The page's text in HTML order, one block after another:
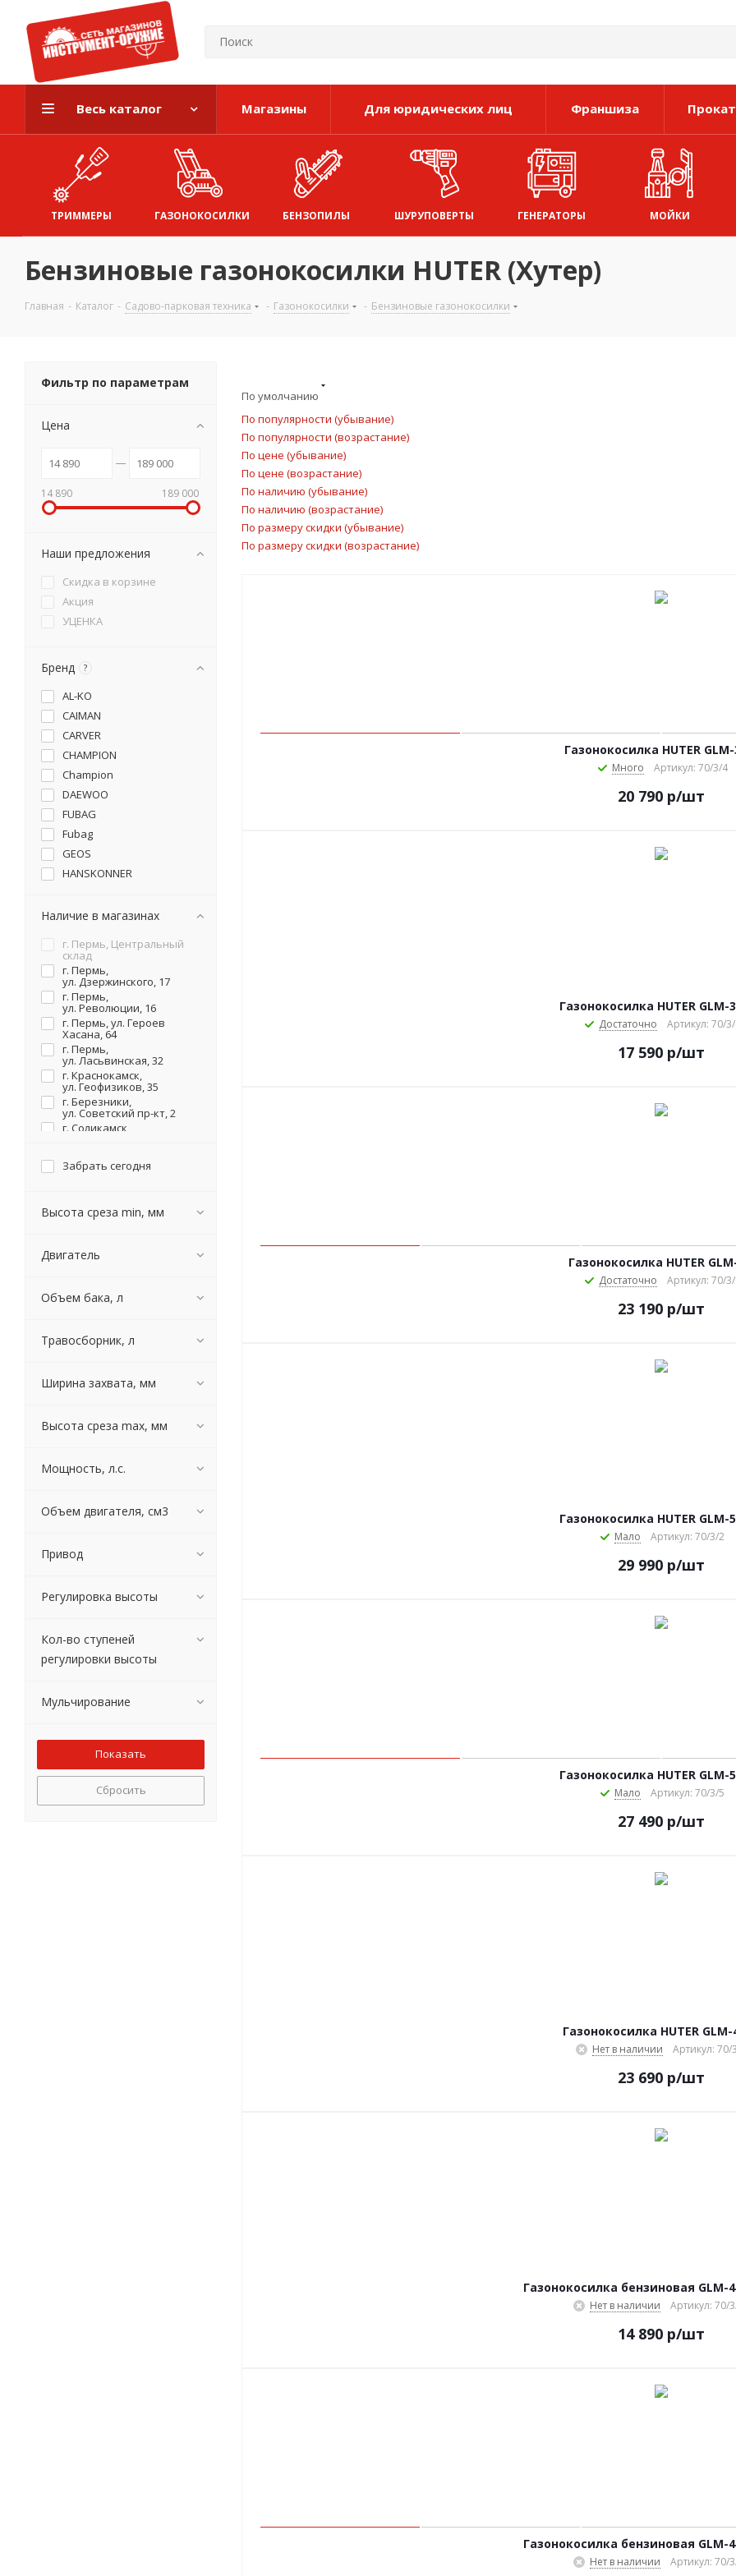
Весь каталог Магазины Для юридических лиц Франшиза Прокат
ТРИММЕРЫ ГАЗОНОКОСИЛКИ БЕНЗОПИЛЫ ШУРУПОВЕРТЫ ГЕНЕРАТОРЫ МОЙКИ
Бензиновые газонокосилки HUTER (Хутер)
Главная - Каталог - Садово-парковая техника - Газонокосилки - Бензиновые газонокосилки
По умолчанию
По популярности (убывание)
По популярности (возрастание)
По цене (убывание)
По цене (возрастание)
По наличию (убывание)
По наличию (возрастание)
По размеру скидки (убывание)
По размеру скидки (возрастание)
Газонокосилка HUTER
Много Артикул: 70/3/4
20 790 р/шт
Газонокосилка HUTER GLM-
Достаточно Артикул: 70/
17 590 р/шт
Газонокосилка HUTER
Достаточно Артикул: 70/3/
23 190 р/шт
Газонокосилка HUTER GLM-
Мало Артикул: 70/3/2
29 990 р/шт
Газонокосилка HUTER GLM-
Мало Артикул: 70/3/5
27 490 р/шт
Газонокосилка HUTER GLM-
Нет в наличии Артикул: 70/
23 690 р/шт
Газонокосилка бензиновая GLM-
Нет в наличии Артикул: 70/
14 890 р/шт
Газонокосилка бензиновая GLM-
Нет в наличии Артикул: 70/
Фильтр по параметрам
Цена
14 890 189 000
Наши предложения
Скидка в корзине
Акция
УЦЕНКА
Бренд ?
AL-KO
CAIMAN
CARVER
CHAMPION
Champion
DAEWOO
FUBAG
Fubag
GEOS
HANSKONNER
MAKITA
OLEO-MAC
PATRIOT
SNIRREX
STIHL
STURM
SUNREKA
ZimAni
НЕВА
РЕСАНТА
Наличие в магазинах
г. Пермь, Центральный
склад
г. Пермь,
ул. Дзержинского, 17
г. Пермь,
ул. Революции, 16
г. Пермь, ул. Героев
Хасана, 64
г. Пермь,
ул. Ласьвинская, 32
г. Краснокамск,
ул. Геофизиков, 35
г. Березники,
ул. Советский пр-кт, 2
г. Соликамск,
Забрать сегодня
Высота среза min, мм
Двигатель
Объем бака, л
Травосборник, л
Ширина захвата, мм
Высота среза max, мм
Мощность, л.с.
Объем двигателя, см3
Привод
Регулировка высоты
Кол-во ступеней
регулировки высоты
Мульчирование
Сбросить